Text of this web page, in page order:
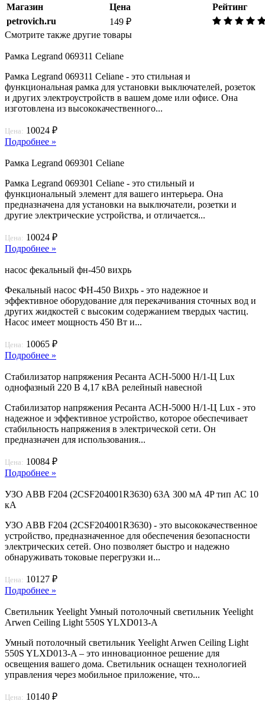
Магазин
Цена
Рейтинг
petrovich.ru
149 ₽
Смотрите также другие товары
Рамка Legrand 069311 Celiane
Рамка Legrand 069311 Celiane - это стильная и
функциональная рамка для установки выключателей, розеток
и других электроустройств в вашем доме или офисе. Она
изготовлена из высококачественного...
Цена: 10024 ₽
Подробнее »
Рамка Legrand 069301 Celiane
Рамка Legrand 069301 Celiane - это стильный и
функциональный элемент для вашего интерьера. Она
предназначена для установки на выключатели, розетки и
другие электрические устройства, и отличается...
Цена: 10024 ₽
Подробнее »
насос фекальный фн-450 вихрь
Фекальный насос ФН-450 Вихрь - это надежное и
эффективное оборудование для перекачивания сточных вод и
других жидкостей с высоким содержанием твердых частиц.
Насос имеет мощность 450 Вт и...
Цена: 10065 ₽
Подробнее »
Стабилизатор напряжения Ресанта АСН-5000 Н/1-Ц Lux
однофазный 220 В 4,17 кВА релейный навесной
Стабилизатор напряжения Ресанта АСН-5000 Н/1-Ц Lux - это
надежное и эффективное устройство, которое обеспечивает
стабильность напряжения в электрической сети. Он
предназначен для использования...
Цена: 10084 ₽
Подробнее »
УЗО ABB F204 (2CSF204001R3630) 63А 300 мА 4P тип АС 10
кА
УЗО ABB F204 (2CSF204001R3630) - это высококачественное
устройство, предназначенное для обеспечения безопасности
электрических сетей. Оно позволяет быстро и надежно
обнаруживать токовые перегрузки и...
Цена: 10127 ₽
Подробнее »
Светильник Yeelight Умный потолочный светильник Yeelight
Arwen Ceiling Light 550S YLXD013-A
Умный потолочный светильник Yeelight Arwen Ceiling Light
550S YLXD013-A – это инновационное решение для
освещения вашего дома. Светильник оснащен технологией
управления через мобильное приложение, что...
Цена: 10140 ₽